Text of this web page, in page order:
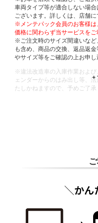
車両タイプ等が適合しない場
ございます。詳しくは、店舗に
※メンテパック会員のお客様
価格に関わらず当サービスをご
※ご注文時のサイズ間違いな
も含め、商品の交換、返品返
やサイズ等をご確認の上お申し
※違法改造車の入庫作業およ
ェンダーからのはみ出し等、
たしかねますので、予めご了承